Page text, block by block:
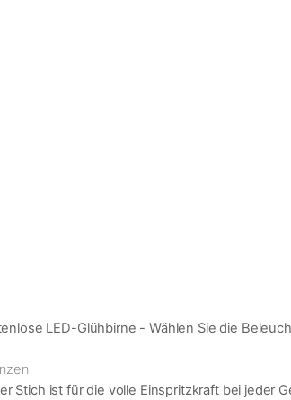
LED-Glühbirne - Wählen Sie die
Stich ist für die volle Einspritzkraft bei jeder